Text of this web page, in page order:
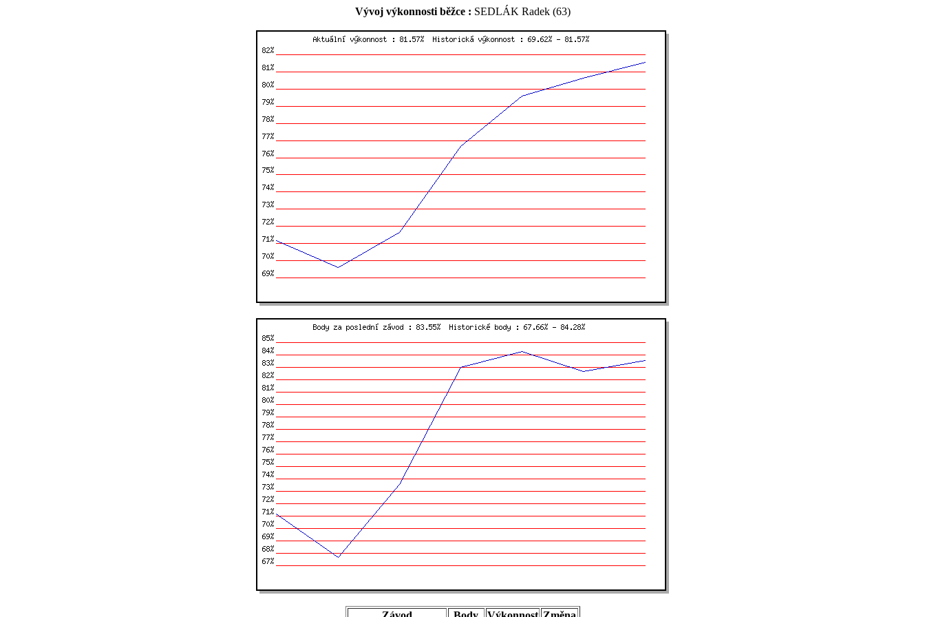
Vývoj výkonnosti běžce : SEDLÁK Radek (63)